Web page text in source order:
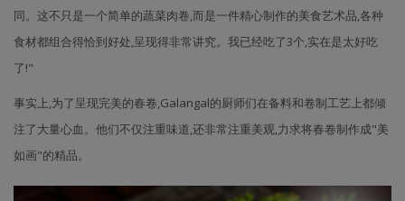
同。这不只是一个简单的蔬菜肉卷,而是一件精心制作的美食艺术品,各种
食材都组合得恰到好处,呈现得非常讲究。我已经吃了3个,实在是太好吃
了!"
事实上,为了呈现完美的春卷,Galangal的厨师们在备料和卷制工艺上都倾
注了大量心血。他们不仅注重味道,还非常注重美观,力求将春卷制作成"美
如画"的精品。